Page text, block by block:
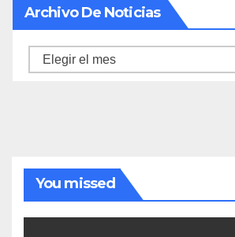
Archivo De Noticias
Archivo
You missed